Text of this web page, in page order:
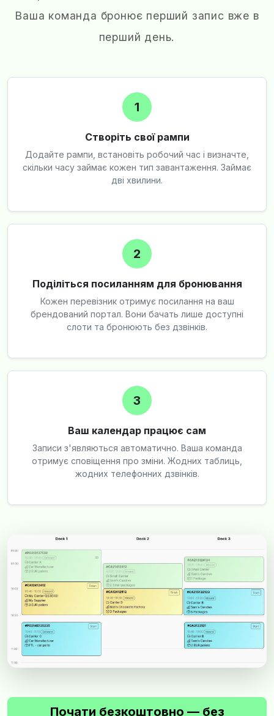
Ваша команда бронює перший запис вже в
перший день.
1
Створіть свої рампи
Додайте рампи, встановіть робочий час і визначте,
скільки часу займає кожен тип завантаження. Займає
дві хвилини.
2
Поділіться посиланням для бронювання
Кожен перевізник отримує посилання на ваш
брендований портал. Вони бачать лише доступні
слоти та бронюють без дзвінків.
3
Ваш календар працює сам
Записи з'являються автоматично. Ваша команда
отримує сповіщення про зміни. Жодних таблиць,
жодних телефонних дзвінків.
Почати безкоштовно — без